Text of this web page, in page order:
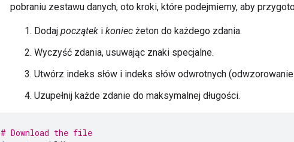
pobraniu zestawu danych, oto kroki, które podejmiemy, aby
Dodaj początek i koniec żeton do każdego zdania.
Wyczyść zdania, usuwając znaki specjalne.
Utwórz indeks słów i indeks słów odwrotnych
Uzupełnij każde zdanie do maksymalnej długości.
# Download the file